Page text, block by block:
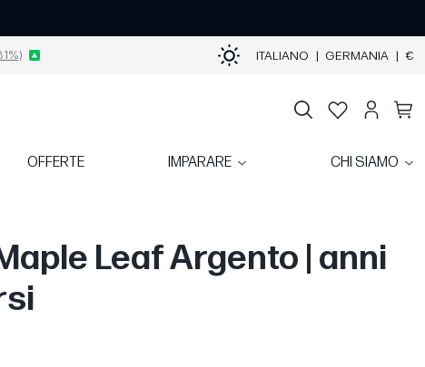
ITALIANO | GERMANIA | €
OFFERTE IMPARARE CHI SIAMO
Leaf Argento | anni